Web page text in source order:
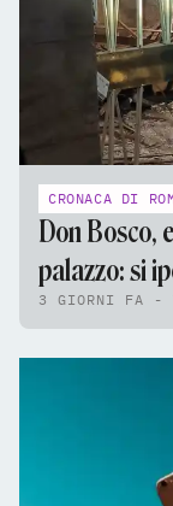
CRONACA DI
Don Bosco,
palazzo: si
3 GIORNI FA -